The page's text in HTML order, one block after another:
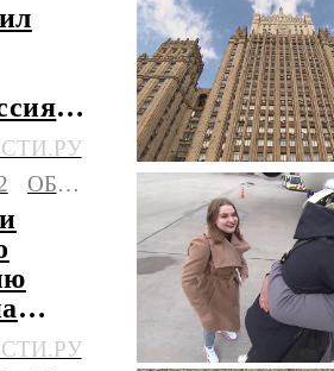
ОБЩЕСТВО